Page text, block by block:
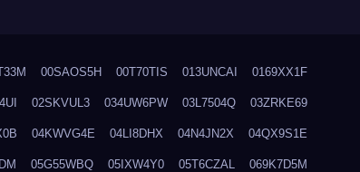
00SAOS5H 00T70TIS 013UNCAI 0169XX1F
02SKVUL3 034UW6PW 03L7504Q 03ZRKE69
04KWVG4E 04LI8DHX 04N4JN2X 04QX9S1E
05G55WBQ 05IXW4Y0 05T6CZAL 069K7D5M